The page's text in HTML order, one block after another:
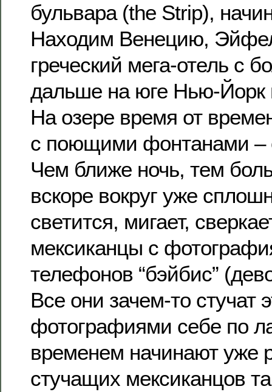
бульвара (the Strip),
Находим Венецию,
греческий мега-отель с
дальше на юге Нью-Йорк
На озере время от
с поющими фонтанами –
Чем ближе ночь, тем
вскоре вокруг уже
светится, мигает,
мексиканцы с
телефонов “бэйбис”
Все они зачем-то стучат
фотографиями себе по
временем начинают уже
стучащих мексиканцов